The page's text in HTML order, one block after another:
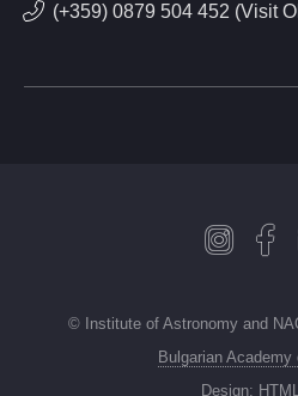
(+359) 0879 504 452 (Visit
© Institute of Astronomy and
Bulgarian
Design: